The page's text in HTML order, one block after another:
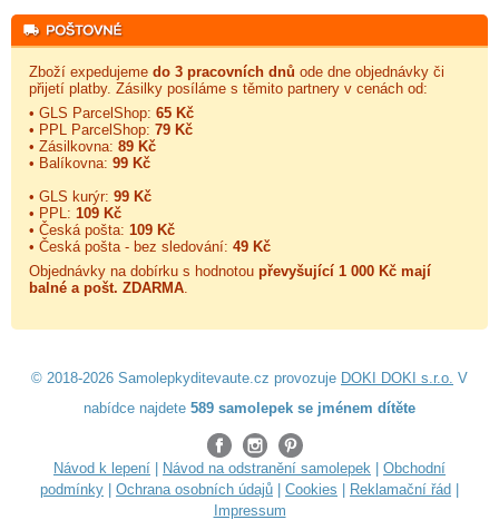
Zboží expedujeme do 3 pracovních dnů ode dne objednávky či
přijetí platby. Zásilky posíláme s těmito partnery v cenách od:
• GLS ParcelShop: 65 Kč
• PPL ParcelShop: 79 Kč
• Zásilkovna: 89 Kč
• Balíkovna: 99 Kč
• GLS kurýr: 99 Kč
• PPL: 109 Kč
• Česká pošta: 109 Kč
• Česká pošta - bez sledování: 49 Kč
Objednávky na dobírku s hodnotou převyšující 1 000 Kč mají
balné a pošt. ZDARMA
© 2018-2026 Samolepkyditevaute.cz provozuje DOKI DOKI s.r.o. V
nabídce najdete 589 samolepek se jménem dítěte
Návod k lepení Návod na odstranění samolepek
Obchodní
podmínky
Ochrana osobních údajů Cookies Reklamační řád
Impressum